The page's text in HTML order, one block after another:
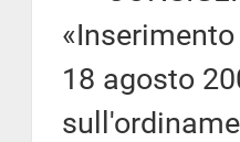
18 agosto